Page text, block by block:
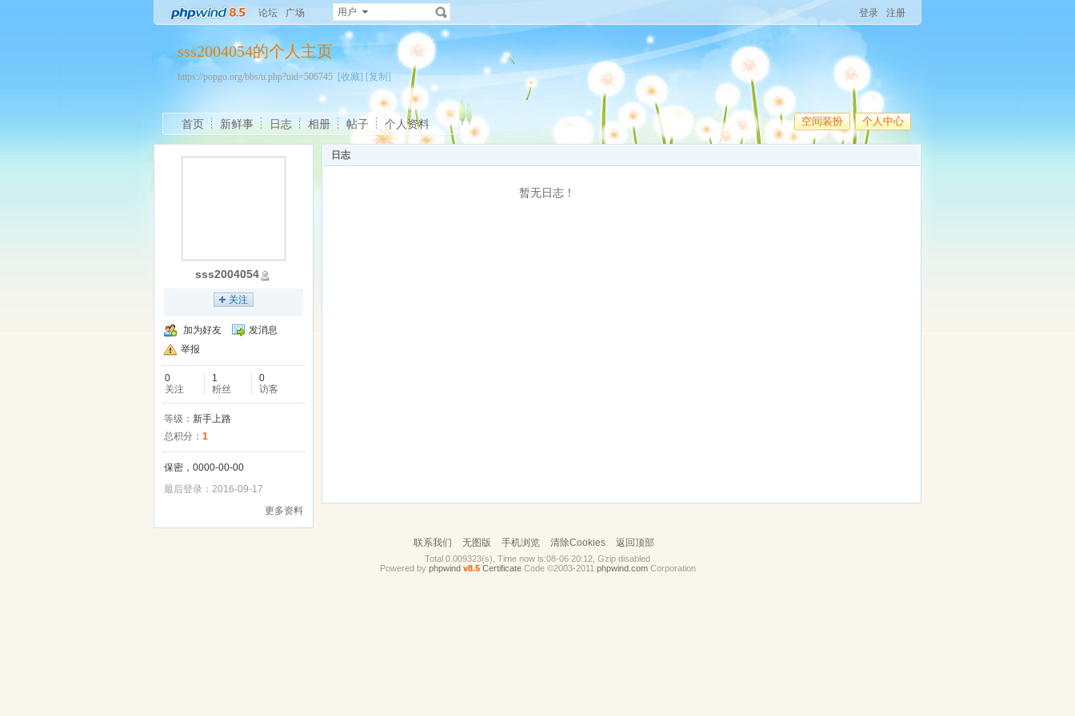
论坛 广场 用户 登录 注册
sss2004054的个人主页
https://popgo.org/bbs/u.php?uid=506745 [收藏] [复制]
空间装扮 个人中心
首页 新鲜事 日志 相册 帖子 个人资料
sss2004054
关注
加为好友
发消息
举报
0
关注
1
粉丝
0
访客
等级： 新手上路
总积分： 1
保密，0000-00-00
最后登录：2016-09-17
更多资料
日志
暂无日志！
联系我们 无图版 手机浏览 清除Cookies 返回顶部
Total 0.009323(s), Time now is:08-06 20:12, Gzip disabled
Powered by phpwind v8.5 CertificateCode ©2003-2011 phpwind.comCorporation